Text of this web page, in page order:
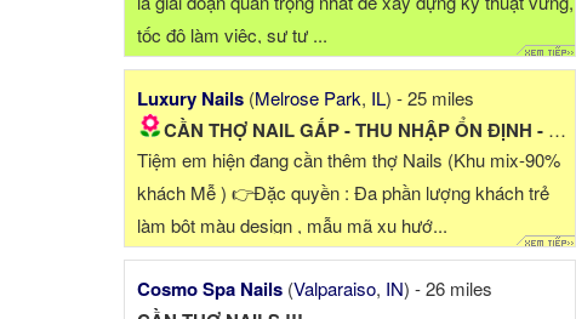
tốc độ làm việc, sự tự ...
Luxury Nails (Melrose Park, IL) - 25 miles
CẦN THỢ NAIL GẤP - THU NHẬP ỔN ĐỊNH - KHÔNG DRAMA
Tiệm em hiện đang cần thêm thợ Nails (Khu mix-90%
khách Mễ ) 👉Đặc quyền : Đa phần lượng khách trẻ
làm bột màu design , mẫu mã xu hướ...
Cosmo Spa Nails (Valparaiso, IN) - 26 miles